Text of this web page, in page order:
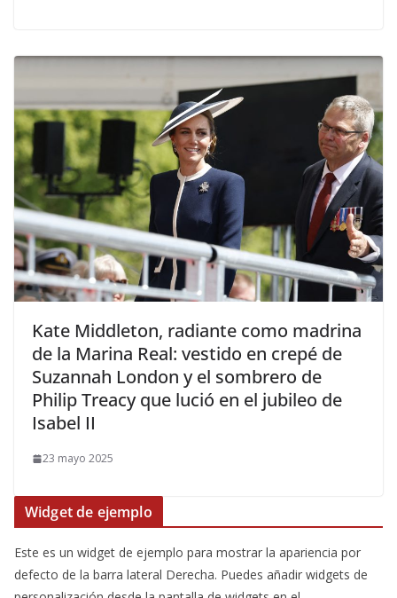
​Kate Middleton, radiante como madrina
de la Marina Real: vestido en crepé de
Suzannah London y el sombrero de
Philip Treacy que lució en el jubileo de
Isabel II
23 mayo 2025
Widget de ejemplo
Este es un widget de ejemplo para mostrar la apariencia por
defecto de la barra lateral Derecha. Puedes añadir widgets de